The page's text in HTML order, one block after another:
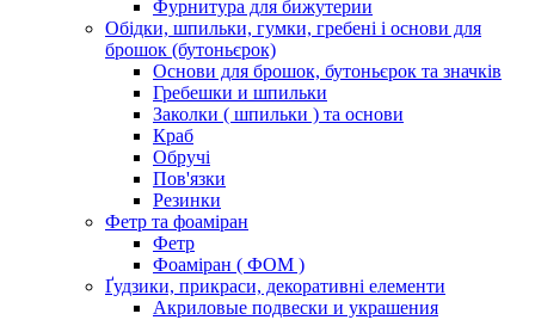
Фурнитура для бижутерии
Обідки, шпильки, гумки, гребені і основи для
брошок (бутоньєрок)
Основи для брошок, бутоньєрок та значків
Гребешки и шпильки
Заколки ( шпильки ) та основи
Краб
Обручі
Пов'язки
Резинки
Фетр та фоаміран
Фетр
Фоаміран ( ФОМ )
Ґудзики, прикраси, декоративні елементи
Акриловые подвески и украшения